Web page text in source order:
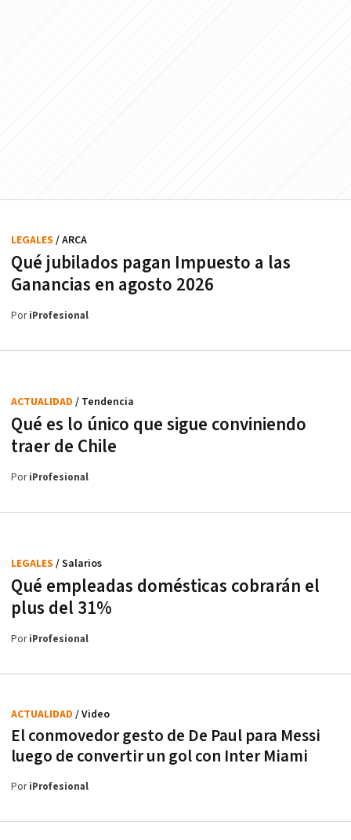
Qué jubilados pagan Impuesto a las
Ganancias en agosto 2026
LEGALES / ARCA
PoriProfesional
Qué es lo único que sigue conviniendo
traer de Chile
ACTUALIDAD / Tendencia
PoriProfesional
Qué empleadas domésticas cobrarán el
plus del 31%
LEGALES / Salarios
PoriProfesional
El conmovedor gesto de De Paul para Messi
luego de convertir un gol con Inter Miami
ACTUALIDAD / Video
PoriProfesional